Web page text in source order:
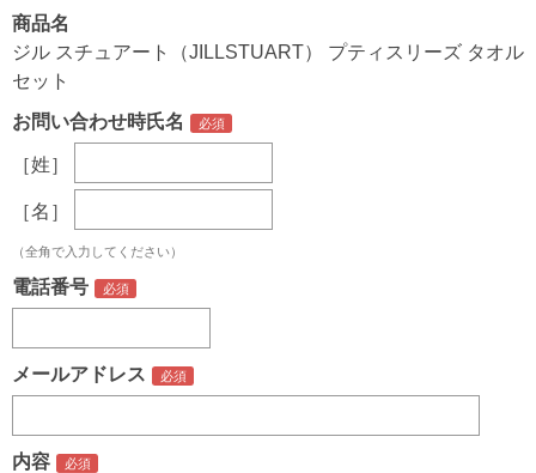
商品名
ジル スチュアート（JILLSTUART） プティスリーズ タオル
セット
お問い合わせ時氏名
［姓］
［名］
（全角で入力してください）
電話番号
メールアドレス
内容